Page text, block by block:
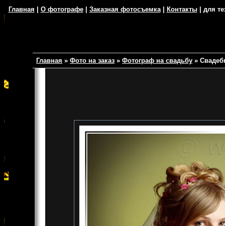
Главная О фотографе| Заказная фотосъемка| Контакты| для
Главная » Фото на заказ » Фотограф на свадьбу »